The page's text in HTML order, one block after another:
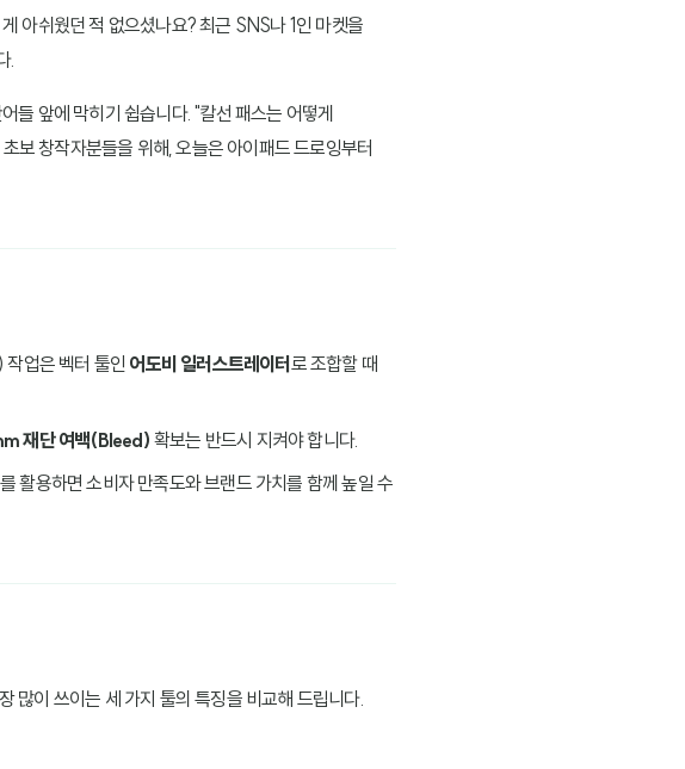
아쉬웠던 적 없으셨나요? 최근 SNS나 1인 마켓을
.
들 앞에 막히기 쉽습니다. "칼선 패스는 어떻게
보 창작자분들을 위해, 오늘은 아이패드 드로잉부터
업은 벡터 툴인 어도비 일러스트레이터로 조합할 때
재단 여백(Bleed)확보는 반드시 지켜야 합니다.
를 활용하면 소비자 만족도와 브랜드 가치를 함께 높일 수
많이 쓰이는 세 가지 툴의 특징을 비교해 드립니다.